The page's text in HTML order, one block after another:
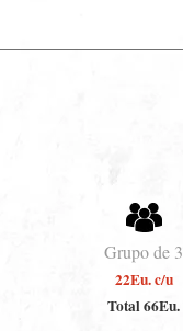
Grupo de 3
22Eu. c/u
Total 66Eu.